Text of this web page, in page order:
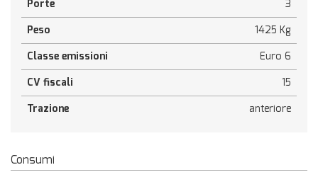
Porte
3
Peso
1425 Kg
Classe emissioni
Euro 6
CV fiscali
15
Trazione
anteriore
Consumi